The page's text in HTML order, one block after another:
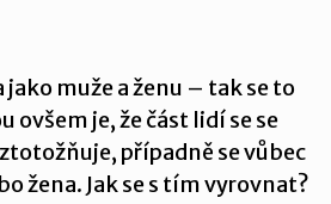
muže a ženu – tak se to
ovšem je, že část lidí se se
případně se vůbec
žena. Jak se s tím vyrovnat?